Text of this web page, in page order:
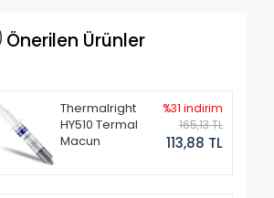
Önerilen Ürünler
Thermalright
HY510 Termal
Macun
%31 indirim
165,13 TL
113,88 TL